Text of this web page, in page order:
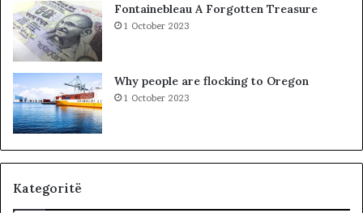
2
8
0
e
f
e
k
t
i
v
ë
Fontainebleau A Forgotten Treasure
1 October 2023
Why people are flocking to Oregon
1 October 2023
Kategoritë